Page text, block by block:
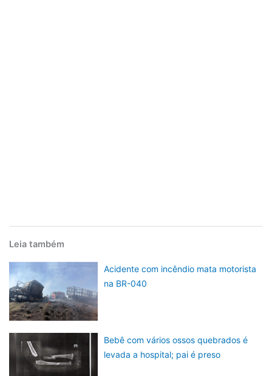
Leia também
Acidente com incêndio mata motorista
na BR-040
Bebê com vários ossos quebrados é
levada a hospital; pai é preso